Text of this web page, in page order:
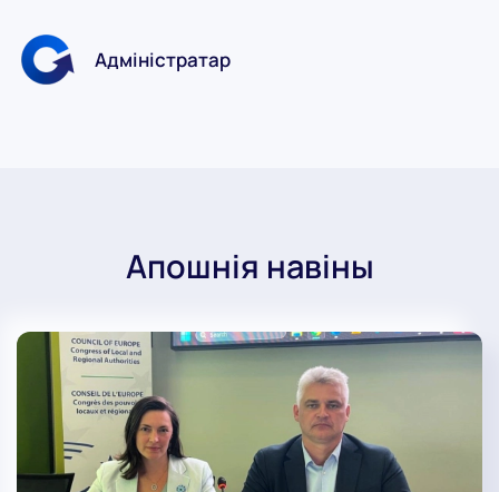
Адміністратар
Апошнія навіны